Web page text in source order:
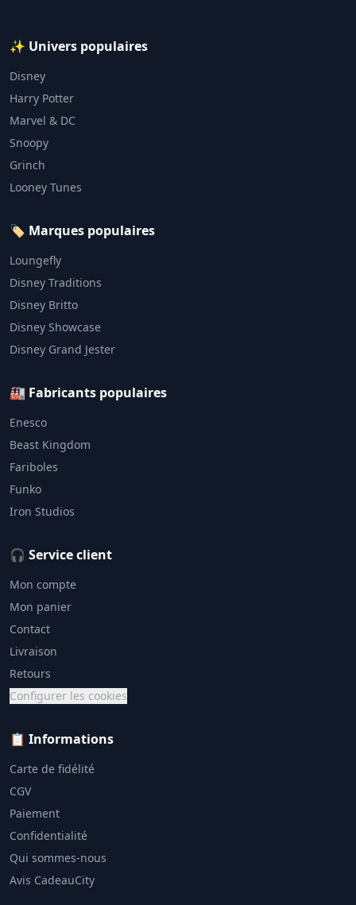
✨ Univers populaires
Disney
Harry Potter
Marvel & DC
Snoopy
Grinch
Looney Tunes
🏷️ Marques populaires
Loungefly
Disney Traditions
Disney Britto
Disney Showcase
Disney Grand Jester
🏭 Fabricants populaires
Enesco
Beast Kingdom
Fariboles
Funko
Iron Studios
🎧 Service client
Mon compte
Mon panier
Contact
Livraison
Retours
Configurer les cookies
📋 Informations
Carte de fidélité
CGV
Paiement
Confidentialité
Qui sommes-nous
Avis CadeauCity